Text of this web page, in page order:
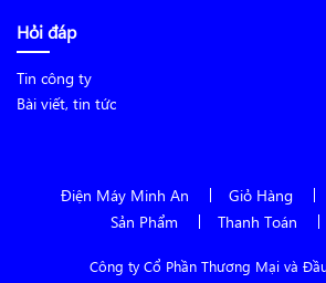
Hỏi đáp
Tin công ty
Bài viết, tin tức
Điện Máy Minh An Giỏ Hàng
Sản Phẩm
Thanh Toán
Công ty Cổ Phần Thương Mại và